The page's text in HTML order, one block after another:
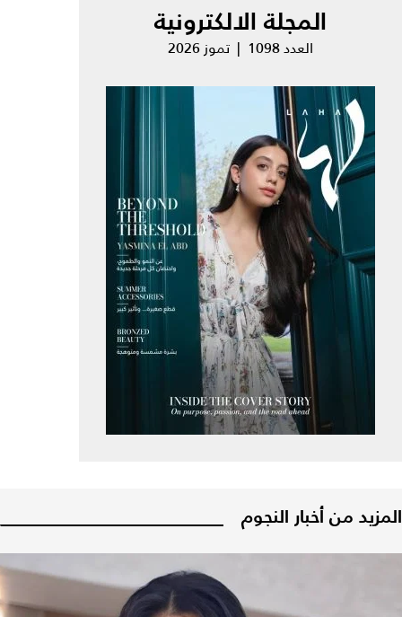
المجلة الالكترونية
العدد 1098 | تموز 2026
المزيد من أخبار النجوم